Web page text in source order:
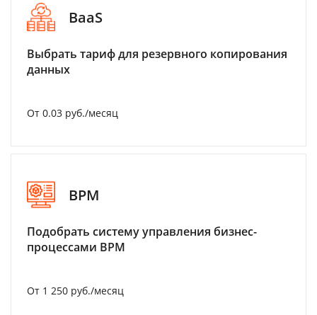
BaaS
Выбрать тариф для резервного копирования
данных
От 0.03 руб./месяц
BPM
Подобрать систему управления бизнес-
процессами BPM
От 1 250 руб./месяц